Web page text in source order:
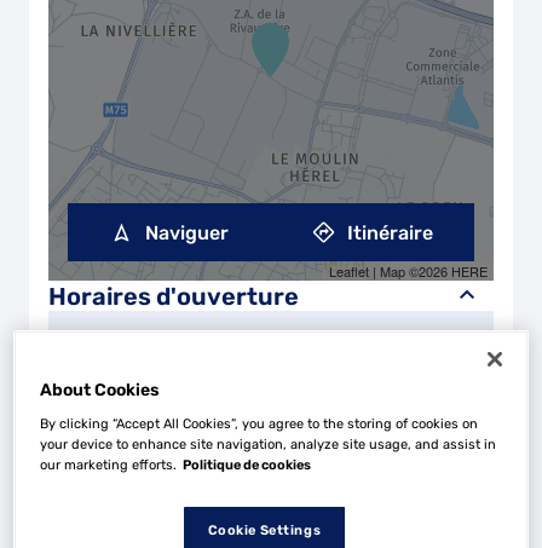
Horaires d'ouverture
Mardi
Mercredi 08:00 - 12:15
08:00 - 12:15
Leaflet | Map ©2026 HERE
Naviguer Itinéraire
About Cookies
By clicking “Accept All Cookies”, you agree to the storing of cookies on
your device to enhance site navigation, analyze site usage, and assist in
our marketing efforts. Politique de cookies
Cookie Settings